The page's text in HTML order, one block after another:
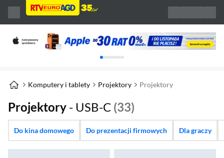
Karuzela z banerami, aktualny element 1 z
Komputery i tablety Projektory Projektory
Projektory - USB-C (33)
Do kina domowego Do prezentacji firmowych Dla graczy